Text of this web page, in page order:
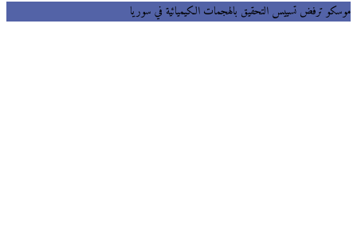
موسكو ترفض تسييس التحقيق بالهجمات الكيميائية في سوريا